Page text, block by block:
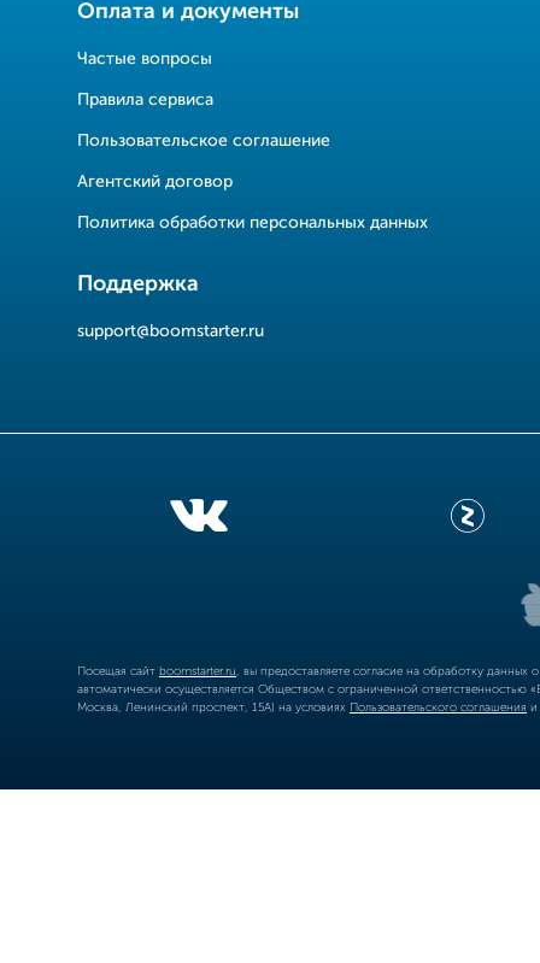
Оплата и документы
Частые вопросы
Правила сервиса
Пользовательское соглашение
Агентский договор
Политика обработки персональных данных
Поддержка
support@boomstarter.ru
Посещая сайт boomstarter.ru , вы предоставляете согласие на обработку
автоматически осуществляется Обществом с ограниченной
Москва, Ленинский проспект, 15А) на условиях Пользовательского соглашения и